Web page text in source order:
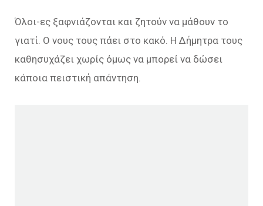
Όλοι-ες ξαφνιάζονται και ζητούν να μάθουν το
γιατί. Ο νους τους πάει στο κακό. Η Δήμητρα τους
καθησυχάζει χωρίς όμως να μπορεί να δώσει
κάποια πειστική απάντηση.